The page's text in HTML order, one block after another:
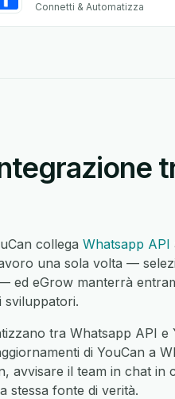
Connetti & Automatizza
collega Whatsapp API
una sola volta —
ed eGrow manterrà
sviluppatori.
tra Whatsapp API
di YouCan a
avvisare il team in chat in
stessa fonte di verità.